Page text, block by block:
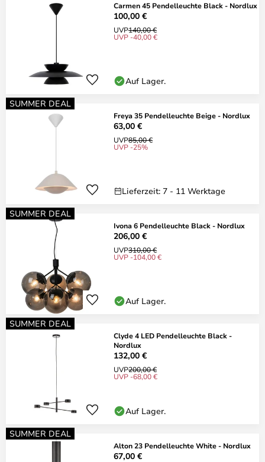
Carmen 45 Pendelleuchte Black - Nordlux
100,00 €
UVP140,00 €
UVP -40,00 €
Auf Lager.
SUMMER DEAL
Freya 35 Pendelleuchte Beige - Nordlux
63,00 €
UVP85,00 €
UVP -25%
Lieferzeit: 7 - 11 Werktage
SUMMER DEAL
Ivona 6 Pendelleuchte Black - Nordlux
206,00 €
UVP310,00 €
UVP -104,00 €
Auf Lager.
SUMMER DEAL
Clyde 4 LED Pendelleuchte Black -
Nordlux
132,00 €
UVP200,00 €
UVP -68,00 €
Auf Lager.
SUMMER DEAL
Alton 23 Pendelleuchte White - Nordlux
67,00 €